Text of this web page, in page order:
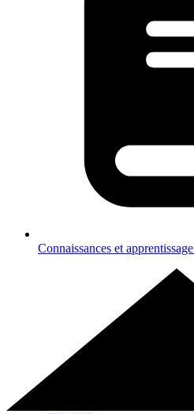
Connaissances et apprentissage